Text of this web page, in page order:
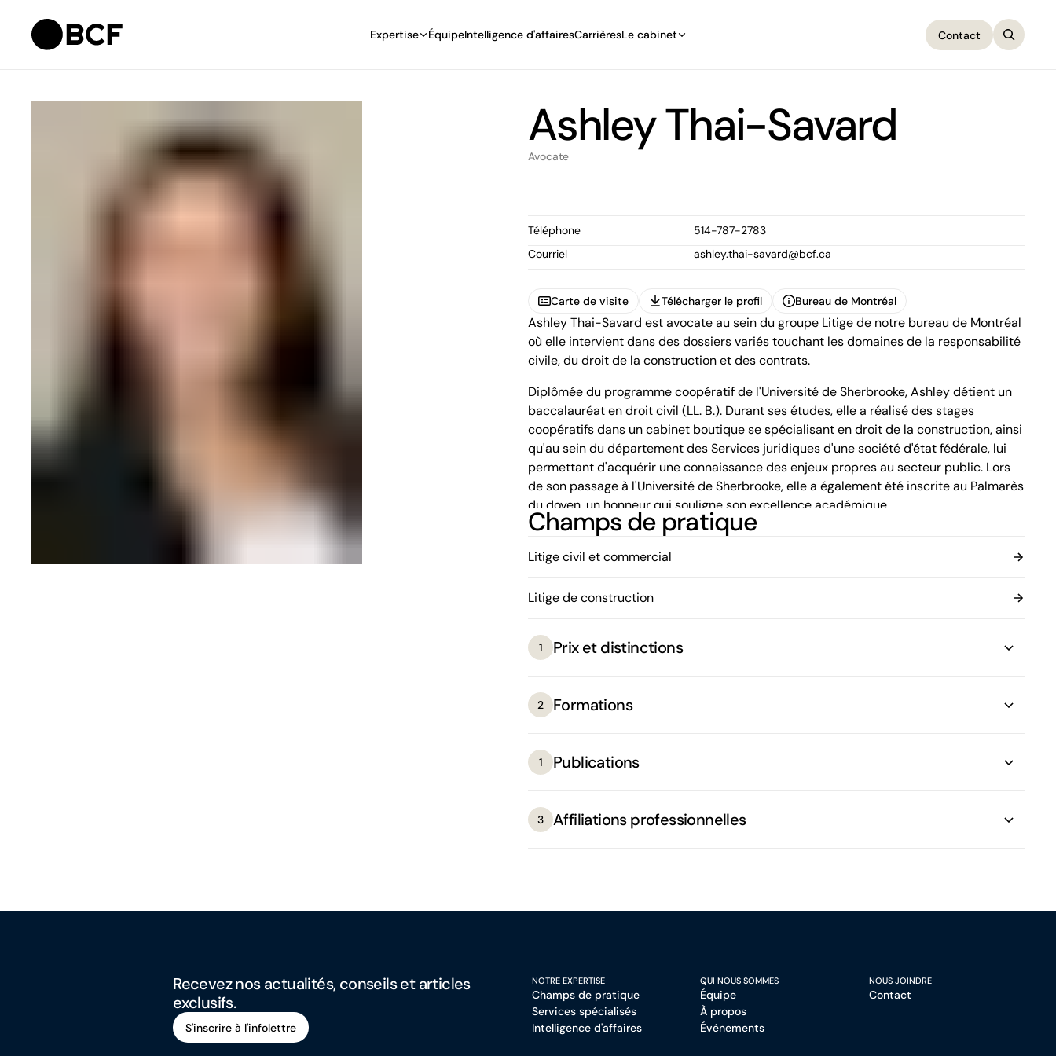
Expertise ÉquipeIntelligence d'affairesCarrièresLe cabinet Contact
Ashley Thai-Savard
Avocate
Téléphone
514-787-2783
Courriel
ashley.thai-savard@bcf.ca
Carte de visite
Carte de visite
Télécharger le profil
Télécharger le profil
Bureau de Montréal
Bureau de Montréal
25e étage
Tél. (514) 397-8500
Fax. (514) 397-8515
info.bcf@bcf.ca
Ashley Thai-Savard est avocate au sein du groupe Litige de notre bureau de Montréal
où elle intervient dans des dossiers variés touchant les domaines de la responsabilité
civile, du droit de la construction et des contrats.
Diplômée du programme coopératif de l'Université de Sherbrooke, Ashley détient un
baccalauréat en droit civil (LL. B.). Durant ses études, elle a réalisé des stages
coopératifs dans un cabinet boutique se spécialisant en droit de la construction, ainsi
qu'au sein du département des Services juridiques d'une société d'état fédérale, lui
permettant d'acquérir une connaissance des enjeux propres au secteur public. Lors
de son passage à l'Université de Sherbrooke, elle a également été inscrite au Palmarès
du doyen, un honneur qui souligne son excellence académique.
Reconnue pour sa rigueur et son esprit analytique, Ashley se distingue par sa
réflexion approfondie et sa capacité à proposer des solutions adaptées. Son
d'elle une professionnelle de confiance dans le traitement de dossiers complexes.
Champs de pratique
Litige civil et commercial
Litige de construction
1 Prix et distinctions
2 Formations
1 Publications
3 Affiliations professionnelles
Recevez nos actualités, conseils et articles
exclusifs.
S'inscrire à l'infolettre
NOTRE EXPERTISE
Champs de pratique
Services spécialisés
Intelligence d'affaires
QUI NOUS SOMMES
Équipe
À propos
Événements
NOUS JOINDRE
Contact